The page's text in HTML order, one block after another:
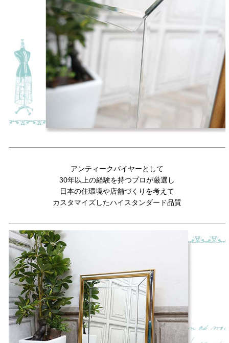
アンティークバイヤーとして
30年以上の経験を持つプロが厳選し
日本の住環境や店舗づくりを考えて
カスタマイズしたハイスタンダード品質